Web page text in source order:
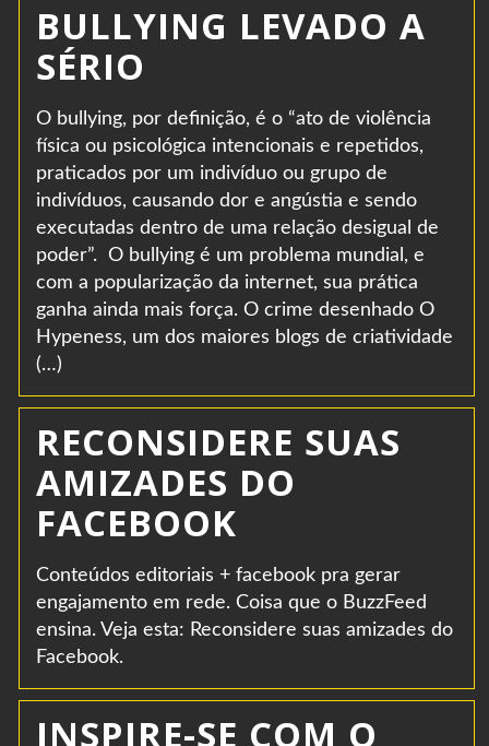
BULLYING LEVADO A
SÉRIO
O bullying, por definição, é o “ato de violência
física ou psicológica intencionais e repetidos,
praticados por um indivíduo ou grupo de
indivíduos, causando dor e angústia e sendo
executadas dentro de uma relação desigual de
poder”. O bullying é um problema mundial, e
com a popularização da internet, sua prática
ganha ainda mais força. O crime desenhado O
Hypeness, um dos maiores blogs de criatividade
(…)
RECONSIDERE SUAS
AMIZADES DO
FACEBOOK
Conteúdos editoriais + facebook pra gerar
engajamento em rede. Coisa que o BuzzFeed
ensina. Veja esta: Reconsidere suas amizades do
Facebook.
INSPIRE-SE COM O